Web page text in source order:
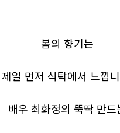
봄의 향기는
제일 먼저 식탁에서 느낍
배우 최화정의 뚝딱 만드